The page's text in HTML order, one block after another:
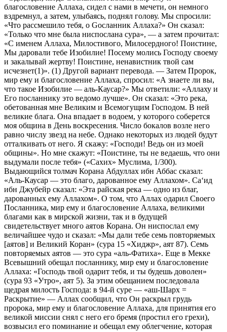
благословение Аллаха, сидел с нами в мечети, он немного
вздремнул, а затем, улыбаясь, поднял голову. Мы спросили:
«Что рассмешило тебя, о Gосланник Аллаха?» Он сказал:
«Только что мне была ниспослана сура», — а затем прочитал:
«С именем Аллаха, Милостивого, Милосердного! Поистине,
Мы даровали тебе Изобилие! Посему молись Господу своему
и закалывай жертву! Поистине, ненавистник твой сам
исчезнет(1)». (1) Другой вариант перевода. — Затем Пророк,
мир ему и благословение Аллаха, спросил: «А знаете ли вы,
что такое Изобилие — аль-Каусар?» Мы ответили: «Аллаху и
Его посланнику это ведомо лучше». Он сказал: «Это река,
обетованная мне Великим и Всемогущим Господом. В ней
великие блага. Она впадает в водоем, у которого соберется
моя община в День воскресения. Число бокалов возле него
равно числу звезд на небе. Однако некоторых из людей будут
отталкивать от него. Я скажу: «Господи! Ведь он из моей
общины». Но мне скажут: «Поистине, ты не ведаешь, что они
выдумали после тебя» («Сахих» Муслима, 1/300).
Выдающийся толмач Корана Абдуллах ибн Аббас сказал:
«Аль-Каусар — это благо, дарованное ему Аллахом». Са‘ид
ибн Джубейр сказал: «Эта райская река — одно из благ,
дарованных ему Аллахом». О том, что Аллах одарил Своего
Посланника, мир ему и благословение Аллаха, великими
благами как в мирской жизни, так и в будущей
свидетельствует много аятов Корана. Он ниспослал ему
величайшее чудо и сказал: «Мы дали тебе семь повторяемых
[аятов] и Великий Коран» (сура 15 «Хиджр», аят 87). Семь
повторяемых аятов — это сура «аль-Фатиха». Еще в Мекке
Всевышний обещал посланнику, мир ему и благословение
Аллаха: «Господь твой одарит тебя, и ты будешь доволен»
(сура 93 «Утро», аят 5). За этим обещанием последовала
щедрая милость Господа: в 94-й суре — «аш-Шарх =
Раскрытие» — Аллах сообщил, что Он раскрыл грудь
пророка, мир ему и благословение Аллаха, для принятия его
великой миссии снял с него его бремя (простил его грехи),
возвысил его поминание и обещал ему облегчение, которая